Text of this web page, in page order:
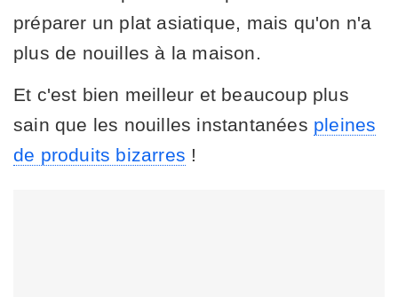
préparer un plat asiatique, mais qu'on n'a
plus de nouilles à la maison.
Et c'est bien meilleur et beaucoup plus
sain que les nouilles instantanées pleines
de produits bizarres !